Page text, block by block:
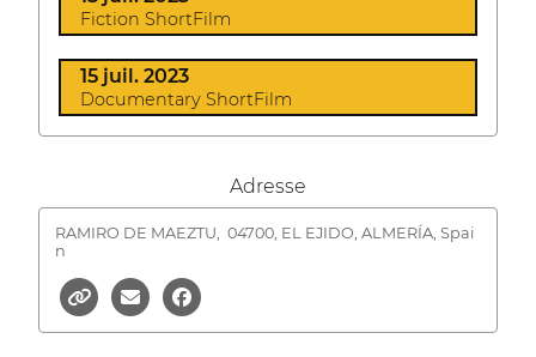
Fiction ShortFilm
15 juil. 2023
Documentary ShortFilm
Adresse
RAMIRO DE MAEZTU,
04700, EL EJIDO, ALMERÍA, Spai
n